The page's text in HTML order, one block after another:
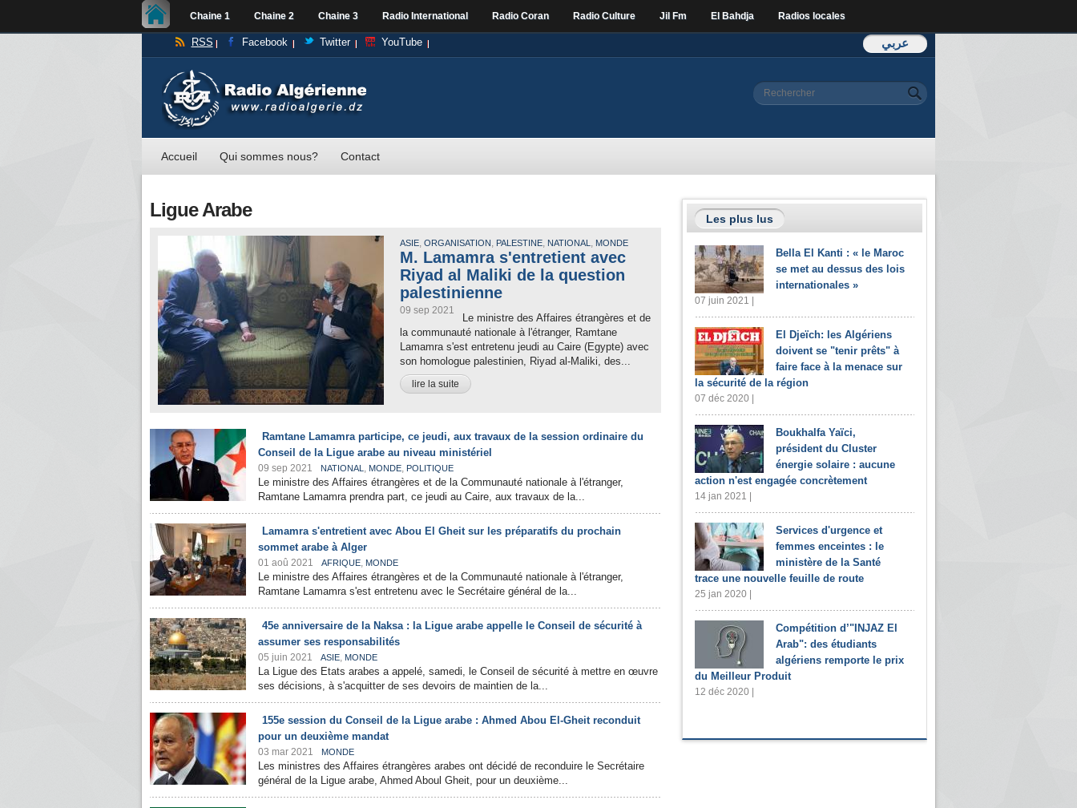
Chaine 1 Chaine 2 Chaine 3 Radio International Radio Coran Radio Culture Jil Fm El Bahdja Radios locales
عربي RSS Facebook Twitter YouTube
Formulaire de
Rechercher
Accueil Qui sommes nous? Contact
Ligue Arabe
ASIE, ORGANISATION, PALESTINE, NATIONAL , MONDE
M. Lamamra s'entretient avec
Riyad al Maliki de la question
palestinienne
09 sep 2021
Le ministre des Affaires étrangères et de
la communauté nationale à l'étranger, Ramtane
Lamamra s'est entretenu jeudi au Caire (Egypte) avec
son homologue palestinien, Riyad al-Maliki, des...
lire la suite
Ramtane Lamamra participe, ce jeudi, aux travaux de la session ordinaire du
Conseil de la Ligue arabe au niveau ministériel
09 sep 2021 NATIONAL , MONDE, POLITIQUE
Le ministre des Affaires étrangères et de la Communauté nationale à l'étranger,
Ramtane Lamamra prendra part, ce jeudi au Caire, aux travaux de la...
Lamamra s'entretient avec Abou El Gheit sur les préparatifs du prochain
sommet arabe à Alger
01 aoû 2021 AFRIQUE, MONDE
Le ministre des Affaires étrangères et de la Communauté nationale à l'étranger,
Ramtane Lamamra s'est entretenu avec le Secrétaire général de la...
45e anniversaire de la Naksa : la Ligue arabe appelle le Conseil de sécurité à
assumer ses responsabilités
05 juin 2021 ASIE, MONDE
La Ligue des Etats arabes a appelé, samedi, le Conseil de sécurité à mettre en œuvre
ses décisions, à s'acquitter de ses devoirs de maintien de la...
155e session du Conseil de la Ligue arabe : Ahmed Abou El-Gheit reconduit
pour un deuxième mandat
03 mar 2021 MONDE
Les ministres des Affaires étrangères arabes ont décidé de reconduire le Secrétaire
général de la Ligue arabe, Ahmed Aboul Gheit, pour un deuxième...
Les plus lus
Bella El Kanti : « le Maroc
se met au dessus des lois
internationales »
07 juin 2021 |
El Djeïch: les Algériens
doivent se "tenir prêts" à
faire face à la menace sur
la sécurité de la région
07 déc 2020 |
Boukhalfa Yaïci,
président du Cluster
énergie solaire : aucune
action n'est engagée concrètement
14 jan 2021 |
Services d'urgence et
femmes enceintes : le
ministère de la Santé
trace une nouvelle feuille de route
25 jan 2020 |
Compétition d’"INJAZ El
Arab": des étudiants
algériens remporte le prix
du Meilleur Produit
12 déc 2020 |